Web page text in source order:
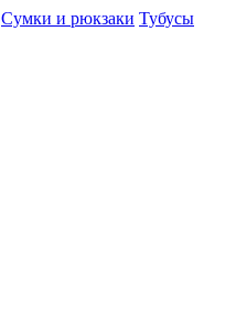
Сумки и рюкзаки Тубусы